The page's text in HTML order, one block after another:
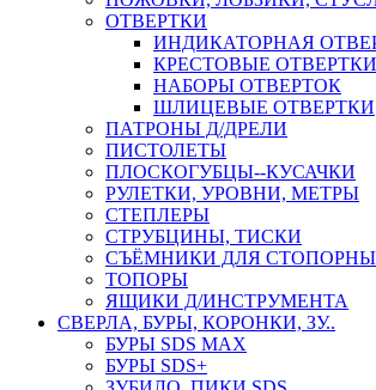
ОТВЕРТКИ
ИНДИКАТОРНАЯ
КРЕСТОВЫЕ ОТВЕРТКИ
НАБОРЫ ОТВЕРТОК
ШЛИЦЕВЫЕ ОТВЕРТКИ
ПАТРОНЫ Д/ДРЕЛИ
ПИСТОЛЕТЫ
ПЛОСКОГУБЦЫ--КУСАЧКИ
РУЛЕТКИ, УРОВНИ, МЕТРЫ
СТЕПЛЕРЫ
СТРУБЦИНЫ, ТИСКИ
СЪЁМНИКИ ДЛЯ
ТОПОРЫ
ЯЩИКИ Д/ИНСТРУМЕНТА
СВЕРЛА, БУРЫ, КОРОНКИ, ЗУ..
БУРЫ SDS MAX
БУРЫ SDS+